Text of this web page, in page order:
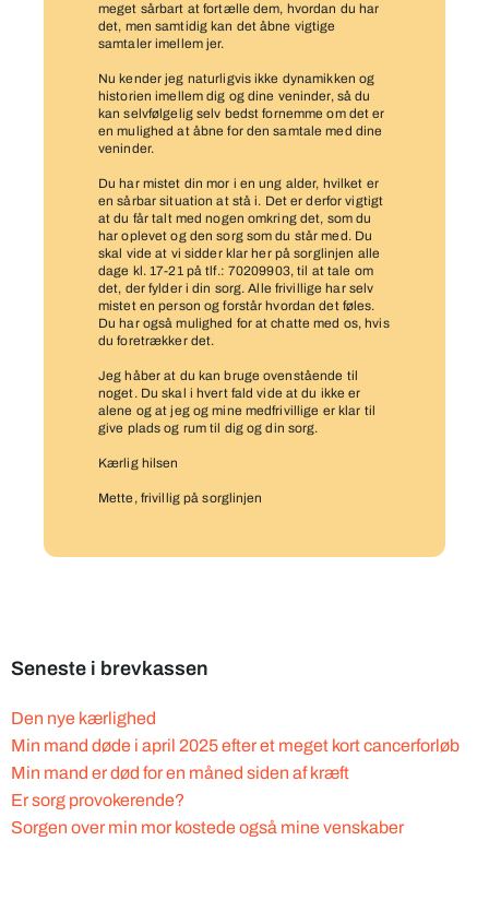
meget sårbart at fortælle dem, hvordan du har
det, men samtidig kan det åbne vigtige
samtaler imellem jer.
Nu kender jeg naturligvis ikke dynamikken og
historien imellem dig og dine veninder, så du
kan selvfølgelig selv bedst fornemme om det er
en mulighed at åbne for den samtale med dine
veninder.
Du har mistet din mor i en ung alder, hvilket er
en sårbar situation at stå i. Det er derfor vigtigt
at du får talt med nogen omkring det, som du
har oplevet og den sorg som du står med. Du
skal vide at vi sidder klar her på sorglinjen alle
dage kl. 17-21 på tlf.: 70209903, til at tale om
det, der fylder i din sorg. Alle frivillige har selv
mistet en person og forstår hvordan det føles.
Du har også mulighed for at chatte med os, hvis
du foretrækker det.
Jeg håber at du kan bruge ovenstående til
noget. Du skal i hvert fald vide at du ikke er
alene og at jeg og mine medfrivillige er klar til
give plads og rum til dig og din sorg.
Kærlig hilsen
Mette, frivillig på sorglinjen
Seneste i brevkassen
Den nye kærlighed
Min mand døde i april 2025 efter et meget kort cancerforløb
Min mand er død for en måned siden af kræft
Er sorg provokerende?
Sorgen over min mor kostede også mine venskaber